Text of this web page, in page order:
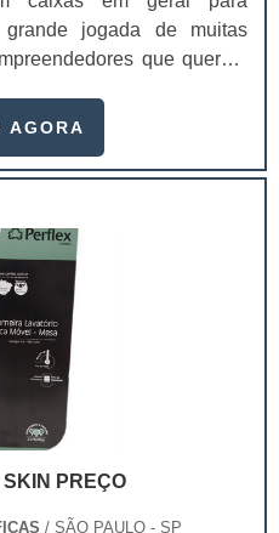
jogada de muitas
que querem
seu destino final. Quando
até porque, eles
da caixa que serve
Essas caixas podem
formatos e dimensões,
de diversos tamanhos e
que proporcionam maior
manuseio dos produtos,
dos produtos em perfeito
para todos os tipos de
o uso direto para
de cartões: dando
AGORA
PREÇO
/ SÃO PAULO - SP